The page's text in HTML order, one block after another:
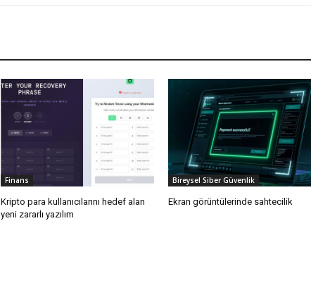
Finans
Kripto para kullanıcılarını hedef alan
yeni zararlı yazılım
Bireysel Siber Güvenlik
Ekran görüntülerinde sahtecilik